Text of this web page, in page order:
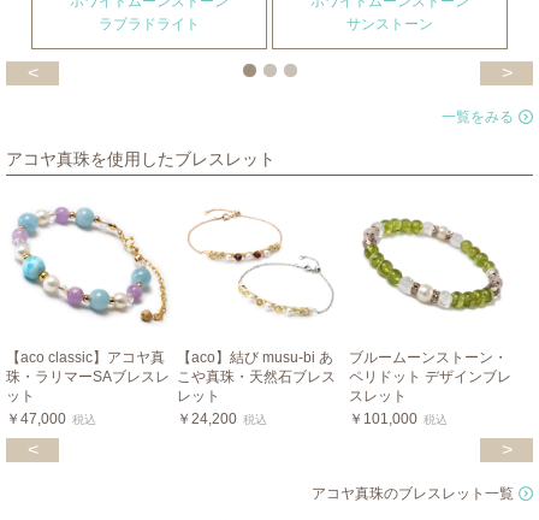
ラブラドライト
サンストーン
< >
一覧をみる
アコヤ真珠を使用したブレスレット
【aco classic】アコヤ真
珠・ラリマーSAブレスレ
ット
￥47,000 税込
【aco】結び musu-bi あ
こや真珠・天然石ブレス
レット
￥24,200 税込
ブルームーンストーン・
ペリドット デザインブレ
スレット
￥101,000 税込
< >
アコヤ真珠のブレスレット一覧